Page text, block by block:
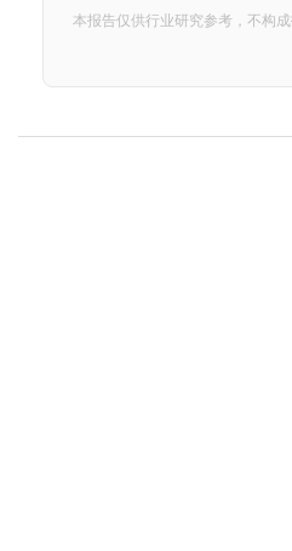
本报告仅供行业研究参考，不构